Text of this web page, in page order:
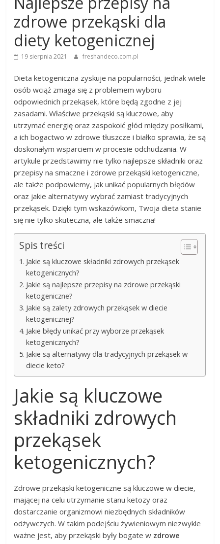
zdrowe przekąski dla
diety ketogenicznej
19 sierpnia 2021 freshandeco.com.pl
Dieta ketogeniczna zyskuje na popularności, jednak wiele
osób wciąż zmaga się z problemem wyboru
odpowiednich przekąsek, które będą zgodne z jej
zasadami. Właściwe przekąski są kluczowe, aby
utrzymać energię oraz zaspokoić głód między posiłkami,
a ich bogactwo w zdrowe tłuszcze i białko sprawia, że są
doskonałym wsparciem w procesie odchudzania. W
artykule przedstawimy nie tylko najlepsze składniki oraz
przepisy na smaczne i zdrowe przekąski ketogeniczne,
ale także podpowiemy, jak unikać popularnych błędów
oraz jakie alternatywy wybrać zamiast tradycyjnych
przekąsek. Dzięki tym wskazówkom, Twoja dieta stanie
się nie tylko skuteczna, ale także smaczna!
Spis treści
Jakie są kluczowe składniki zdrowych przekąsek
ketogenicznych?
Jakie są najlepsze przepisy na zdrowe przekąski
ketogeniczne?
Jakie są zalety zdrowych przekąsek w diecie
ketogenicznej?
Jakie błędy unikać przy wyborze przekąsek
ketogenicznych?
Jakie są alternatywy dla tradycyjnych przekąsek w
diecie keto?
Jakie są kluczowe
składniki zdrowych
przekąsek
ketogenicznych?
Zdrowe przekąski ketogeniczne są kluczowe w diecie,
mającej na celu utrzymanie stanu ketozy oraz
dostarczanie organizmowi niezbędnych składników
odżywczych. W takim podejściu żywieniowym niezwykle
ważne jest, aby przekąski były bogate w zdrowe